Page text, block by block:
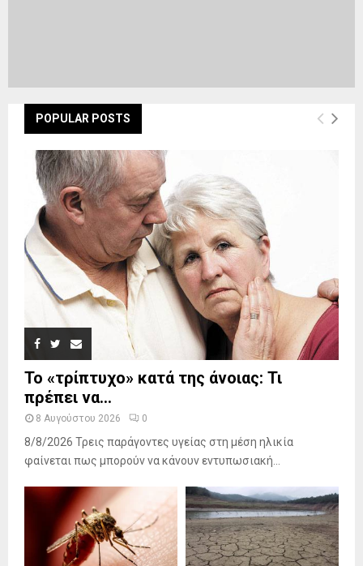
POPULAR POSTS
Το «τρίπτυχο» κατά της άνοιας: Τι
πρέπει να...
8 Αυγούστου 2026 0
8/8/2026 Τρεις παράγοντες υγείας στη μέση ηλικία
φαίνεται πως μπορούν να κάνουν εντυπωσιακή...